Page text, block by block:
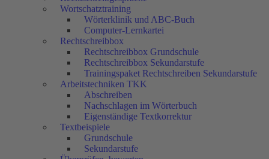
Wortschatztraining
Wörterklinik und ABC-Buch
Computer-Lernkartei
Rechtschreibbox
Rechtschreibbox Grundschule
Rechtschreibbox Sekundarstufe
Trainingspaket Rechtschreiben Sekundarstufe
Arbeitstechniken TKK
Abschreiben
Nachschlagen im Wörterbuch
Eigenständige Textkorrektur
Textbeispiele
Grundschule
Sekundarstufe